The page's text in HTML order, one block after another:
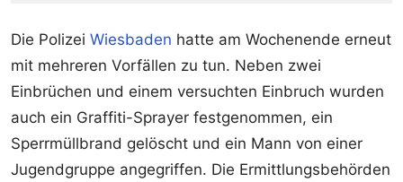
Die Polizei Wiesbaden hatte am Wochenende erneut
mit mehreren Vorfällen zu tun. Neben zwei
Einbrüchen und einem versuchten Einbruch wurden
auch ein Graffiti-Sprayer festgenommen, ein
Sperrmüllbrand gelöscht und ein Mann von einer
Jugendgruppe angegriffen. Die Ermittlungsbehörden